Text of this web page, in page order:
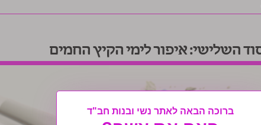
השלישי: איפור לימי הקיץ החמים
ברוכה הבאה לאתר נשי ובנות חב"ד